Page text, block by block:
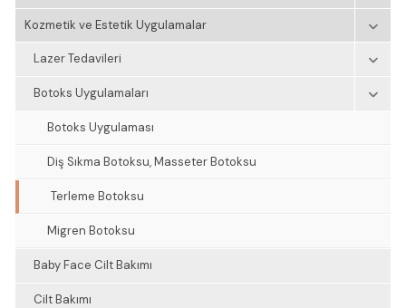
Kozmetik ve Estetik Uygulamalar
Lazer Tedavileri
Botoks Uygulamaları
Botoks Uygulaması
Diş Sıkma Botoksu, Masseter Botoksu
Terleme Botoksu
Migren Botoksu
Baby Face Cilt Bakımı
Cilt Bakımı